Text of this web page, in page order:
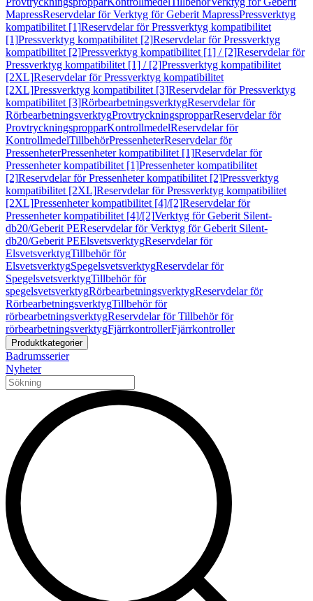
MapressReservdelar för Verktyg för Geberit MapressPressverktyg
kompatibilitet [1]Reservdelar för Pressverktyg kompatibilitet
[1]Pressverktyg kompatibilitet [2]Reservdelar för Pressverktyg
kompatibilitet [2]Pressverktyg kompatibilitet [1] / [2]Reservdelar för
Pressverktyg kompatibilitet [1] / [2]Pressverktyg kompatibilitet
[2XL]Reservdelar för Pressverktyg kompatibilitet
[2XL]Pressverktyg kompatibilitet [3]Reservdelar för Pressverktyg
kompatibilitet [3]RörbearbetningsverktygReservdelar för
RörbearbetningsverktygProvtryckningspropparReservdelar för
ProvtryckningspropparKontrollmedelReservdelar för
KontrollmedelTillbehörPressenheterReservdelar för
PressenheterPressenheter kompatibilitet [1]Reservdelar för
Pressenheter kompatibilitet [1]Pressenheter kompatibilitet
[2]Reservdelar för Pressenheter kompatibilitet [2]Pressverktyg
kompatibilitet [2XL]Reservdelar för Pressverktyg kompatibilitet
[2XL]Pressenheter kompatibilitet [4]/[2]Reservdelar för
Pressenheter kompatibilitet [4]/[2]Verktyg för Geberit Silent-
db20/Geberit PEReservdelar för Verktyg för Geberit Silent-
db20/Geberit PEElsvetsverktygReservdelar för
ElsvetsverktygTillbehör för
ElsvetsverktygSpegelsvetsverktygReservdelar för
SpegelsvetsverktygTillbehör för
spegelsvetsverktygRörbearbetningsverktygReservdelar för
RörbearbetningsverktygTillbehör för
rörbearbetningsverktygReservdelar för Tillbehör för
rörbearbetningsverktygFjärrkontrollerFjärrkontroller
Produktkategorier
Badrumsserier
Nyheter